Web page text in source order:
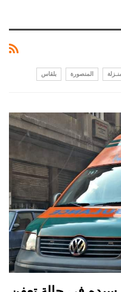
المنصورة بلقاس